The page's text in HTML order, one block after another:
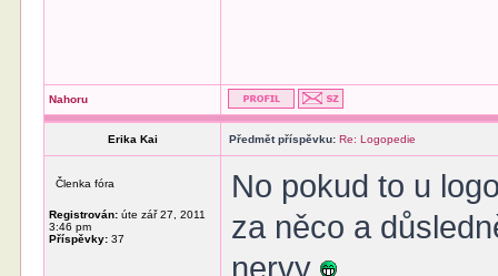
Nahoru
Erika Kai Předmět příspěvku: Re: Logopedie
Členka fóra
Registrován: úte zář 27, 2011
3:46 pm
Příspěvky: 37
No pokud to u
za něco a
nervy